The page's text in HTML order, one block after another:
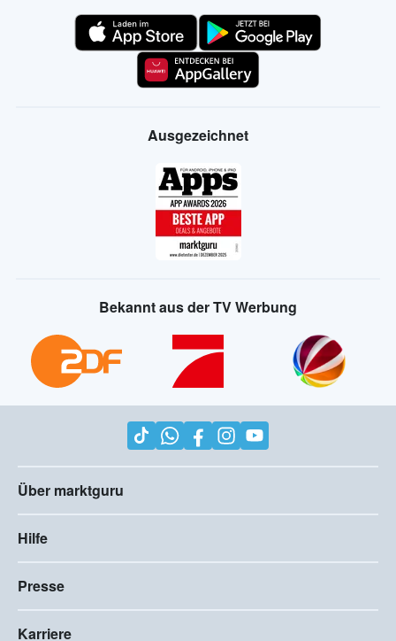
Ausgezeichnet
Bekannt aus der TV Werbung
Über marktguru
Hilfe
Presse
Karriere